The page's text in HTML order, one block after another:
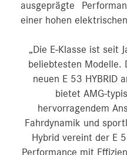
ausgeprägte
einer hohen
„Die E-Klasse ist seit
beliebtesten Modelle.
neuen E 53 HYBRID
bietet AMG-
hervorragendem
Fahrdynamik und
Hybrid vereint der E
Performance mit